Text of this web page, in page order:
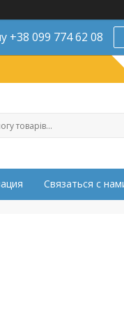
099 774 62 08
Связаться с